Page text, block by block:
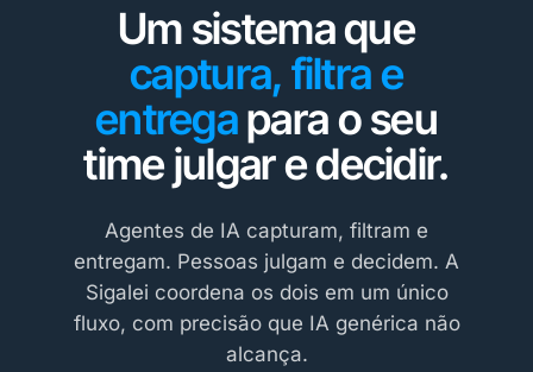
Um sistema que
captura, filtra e
entregapara o seu
time julgar e decidir.
Agentes de IA capturam, filtram e
entregam. Pessoas julgam e decidem. A
Sigalei coordena os dois em um único
fluxo, com precisão que IA genérica não
alcança.